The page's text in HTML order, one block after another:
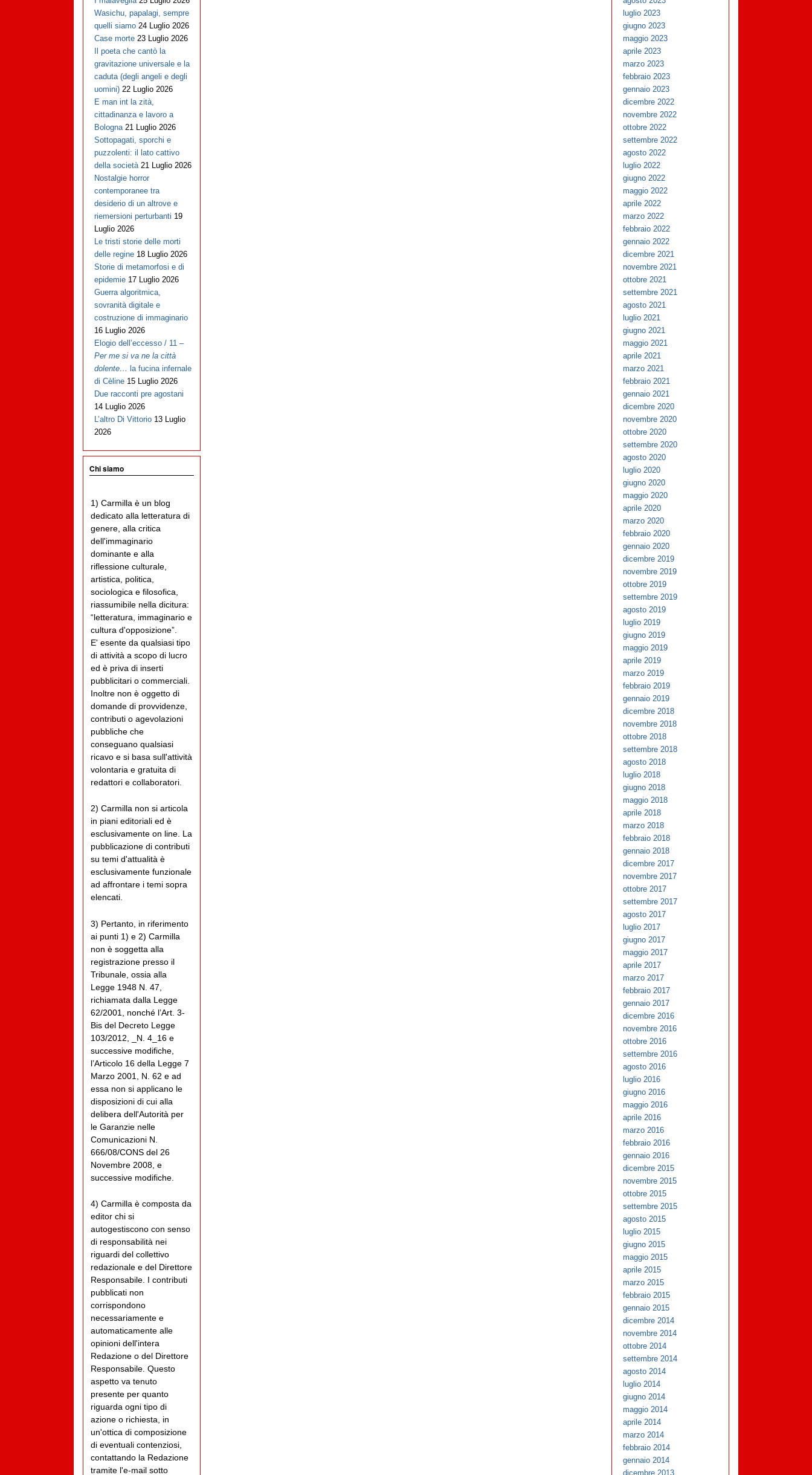
Wasichu, papalagi, sempre
quelli siamo 24 Luglio 2026
Case morte 23 Luglio 2026
Il poeta che cantò la
gravitazione universale e la
caduta (degli angeli e degli
uomini) 22 Luglio 2026
E man int la zità,
cittadinanza e lavoro a
Bologna 21 Luglio 2026
Sottopagati, sporchi e
puzzolenti: il lato cattivo
della società 21 Luglio 2026
Nostalgie horror
contemporanee tra
desiderio di un altrove e
riemersioni perturbanti 19
Luglio 2026
Le tristi storie delle morti
delle regine 18 Luglio 2026
Storie di metamorfosi e di
epidemie 17 Luglio 2026
Guerra algoritmica,
sovranità digitale e
costruzione di immaginario
16 Luglio 2026
Elogio dell’eccesso / 11 –
Per me si va ne la città
dolente… la fucina infernale
di Cèline 15 Luglio 2026
Due racconti pre agostani
14 Luglio 2026
L’altro Di Vittorio 13 Luglio
2026
Chi siamo
1) Carmilla è un blog
dedicato alla letteratura di
genere, alla critica
dell'immaginario
dominante e alla
riflessione culturale,
artistica, politica,
sociologica e filosofica,
riassumibile nella dicitura:
“letteratura, immaginario e
cultura d'opposizione”.
E' esente da qualsiasi tipo
di attività a scopo di lucro
ed è priva di inserti
pubblicitari o commerciali.
Inoltre non è oggetto di
domande di provvidenze,
contributi o agevolazioni
pubbliche che
conseguano qualsiasi
ricavo e si basa sull'attività
volontaria e gratuita di
redattori e collaboratori.
2) Carmilla non si articola
in piani editoriali ed è
esclusivamente on line. La
pubblicazione di contributi
su temi d'attualità è
esclusivamente funzionale
ad affrontare i temi sopra
elencati.
3) Pertanto, in riferimento
ai punti 1) e 2) Carmilla
non è soggetta alla
registrazione presso il
Tribunale, ossia alla
Legge 1948 N. 47,
richiamata dalla Legge
62/2001, nonché l’Art. 3-
Bis del Decreto Legge
103/2012, _N. 4_16 e
successive modifiche,
l’Articolo 16 della Legge 7
Marzo 2001, N. 62 e ad
essa non si applicano le
disposizioni di cui alla
delibera dell'Autorità per
le Garanzie nelle
Comunicazioni N.
666/08/CONS del 26
Novembre 2008, e
successive modifiche.
4) Carmilla è composta da
editor chi si
autogestiscono con senso
di responsabilità nei
riguardi del collettivo
redazionale e del Direttore
Responsabile. I contributi
pubblicati non
corrispondono
necessariamente e
automaticamente alle
opinioni dell'intera
Redazione o del Direttore
Responsabile. Questo
aspetto va tenuto
presente per quanto
riguarda ogni tipo di
azione o richiesta, in
un'ottica di composizione
di eventuali contenziosi,
contattando la Redazione
tramite l'e-mail sotto
luglio 2023
giugno 2023
maggio 2023
aprile 2023
marzo 2023
febbraio 2023
gennaio 2023
dicembre 2022
novembre 2022
ottobre 2022
settembre 2022
agosto 2022
luglio 2022
giugno 2022
maggio 2022
aprile 2022
marzo 2022
febbraio 2022
gennaio 2022
dicembre 2021
novembre 2021
ottobre 2021
settembre 2021
agosto 2021
luglio 2021
giugno 2021
maggio 2021
aprile 2021
marzo 2021
febbraio 2021
gennaio 2021
dicembre 2020
novembre 2020
ottobre 2020
settembre 2020
agosto 2020
luglio 2020
giugno 2020
maggio 2020
aprile 2020
marzo 2020
febbraio 2020
gennaio 2020
dicembre 2019
novembre 2019
ottobre 2019
settembre 2019
agosto 2019
luglio 2019
giugno 2019
maggio 2019
aprile 2019
marzo 2019
febbraio 2019
gennaio 2019
dicembre 2018
novembre 2018
ottobre 2018
settembre 2018
agosto 2018
luglio 2018
giugno 2018
maggio 2018
aprile 2018
marzo 2018
febbraio 2018
gennaio 2018
dicembre 2017
novembre 2017
ottobre 2017
settembre 2017
agosto 2017
luglio 2017
giugno 2017
maggio 2017
aprile 2017
marzo 2017
febbraio 2017
gennaio 2017
dicembre 2016
novembre 2016
ottobre 2016
settembre 2016
agosto 2016
luglio 2016
giugno 2016
maggio 2016
aprile 2016
marzo 2016
febbraio 2016
gennaio 2016
dicembre 2015
novembre 2015
ottobre 2015
settembre 2015
agosto 2015
luglio 2015
giugno 2015
maggio 2015
aprile 2015
marzo 2015
febbraio 2015
gennaio 2015
dicembre 2014
novembre 2014
ottobre 2014
settembre 2014
agosto 2014
luglio 2014
giugno 2014
maggio 2014
aprile 2014
marzo 2014
febbraio 2014
gennaio 2014
dicembre 2013